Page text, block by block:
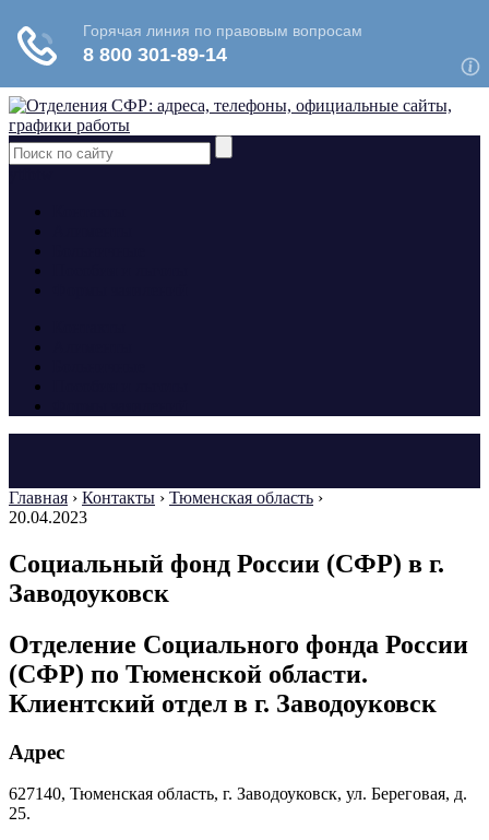
Главная › Контакты › Тюменская область ›
20.04.2023
Социальный фонд России (СФР) в г.
Заводоуковск
Отделение Социального фонда России
(СФР) по Тюменской области.
Клиентский отдел в г. Заводоуковск
Адрес
627140, Тюменская область, г. Заводоуковск, ул. Береговая, д.
25.